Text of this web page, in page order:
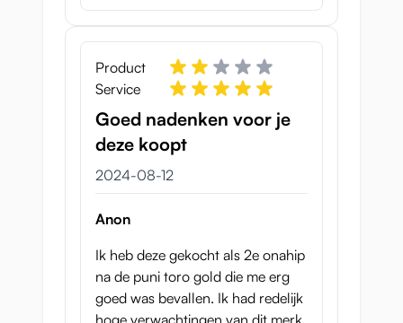
sexleksaken för
doggystyle?
Eftersom rumpan är så extremt
förvånade om du vill spendera lite mer tid
på att knulla den här leksaken bakifrån. Om
du väljer röven blir du inte besviken: efter
tät, sfinkterliknande ingångträffar
tunnelns struktur dig från alla håll. Den är
från olika riktningar. Slutkammaren är lite
bredare, vilket är bra eftersom det gör att
leksaken kan bygga upp ett litet vakuum
Product
Service
Goed nadenken voor je
deze koopt
12 augusti 2024
2024-08-12
Anon
Ik heb deze gekocht als 2e onahip
na de puni toro gold die me erg
goed was bevallen. Ik had redelijk